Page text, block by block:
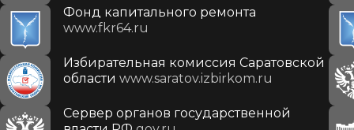
Фонд капитального ремонта
www.fkr64.ru
Избирательная комиссия Саратовской
области www.saratov.izbirkom.ru
Сервер органов государственной